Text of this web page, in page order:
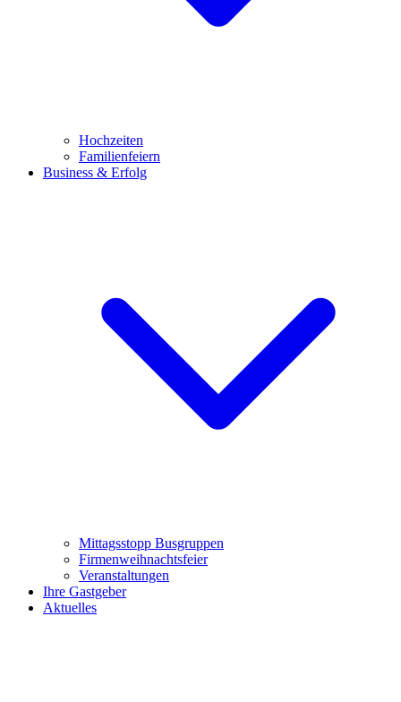
Hochzeiten
Familienfeiern
Business & Erfolg
Mittagsstopp Busgruppen
Firmenweihnachtsfeier
Veranstaltungen
Ihre Gastgeber
Aktuelles